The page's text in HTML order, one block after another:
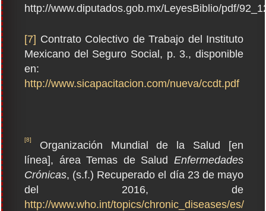
http://www.diputados.gob.mx/LeyesBiblio/pdf/
[7] Contrato Colectivo de Trabajo del Instituto
Mexicano del Seguro Social, p. 3., disponible
en:
http://www.sicapacitacion.com/nueva/ccdt.pdf
[8]
Organización Mundial de la Salud [en
línea], área Temas de Salud Enfermedades
Crónicas, (s.f.) Recuperado el día 23 de mayo
del 2016, de
http://www.who.int/topics/chronic_diseases/es/